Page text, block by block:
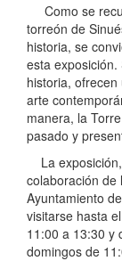
Como se
torreón de
historia, se
esta
historia,
arte
manera, la
pasado y
La
colaboración de
Ayuntamiento
visitarse hasta
11:00 a 13:30 y
domingos de